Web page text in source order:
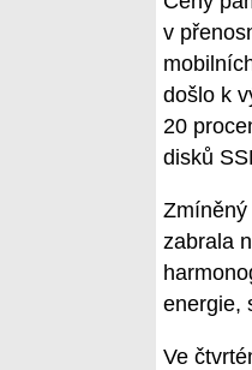
v
došlo k
20
disků
Zmíněný
zabrala
energie,
Ve